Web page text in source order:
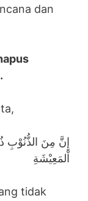
dan
إِنَّ مِنَ الذُّنُوْبِ
اْلمَعِيْشَةِ
tidak